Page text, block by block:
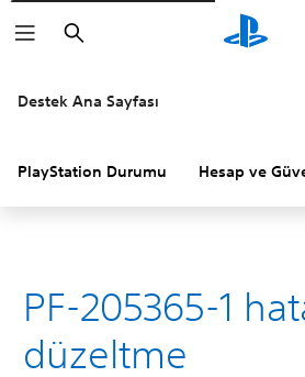
Arama
Destek Ana Sayfası
PlayStation Durumu Hesap ve
PF-205365-1
düzeltme